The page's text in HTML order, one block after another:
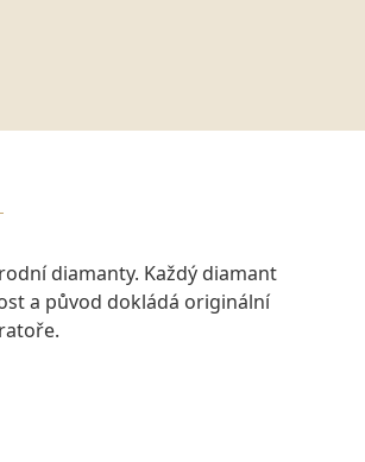
diamanty. Každý diamant
a původ dokládá originální